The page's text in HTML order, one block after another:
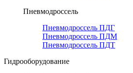
Пневмодроссель
Пневмодроссель ПДГ
Пневмодроссель ПДМ
Пневмодроссель ПДТ
Гидрооборудование